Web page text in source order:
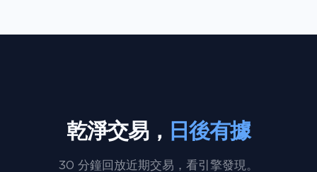
乾淨交易， 日後有據
30 分鐘回放近期交易，看引擎發現。